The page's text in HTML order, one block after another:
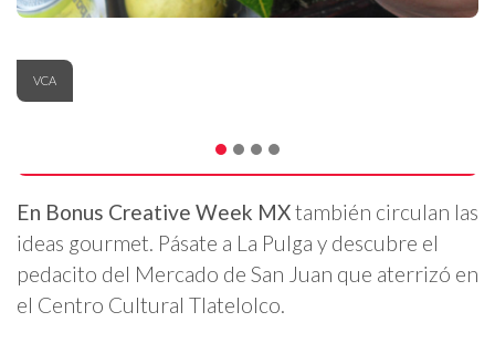
VCA
En Bonus Creative Week MXtambién circulan las
ideas gourmet. Pásate a La Pulga y descubre el
pedacito del Mercado de San Juan que aterrizó en
el Centro Cultural Tlatelolco.